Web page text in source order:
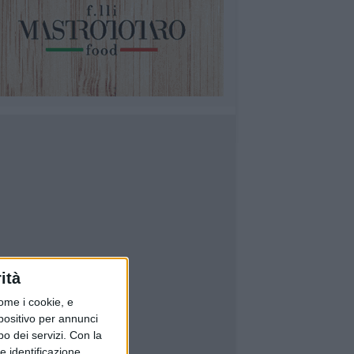
i cookie, e
per annunci
dei servizi. Con la